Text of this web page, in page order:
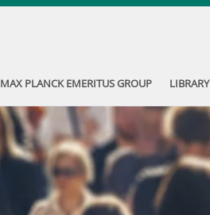
MAX PLANCK EMERITUS GROUP LIBRARY